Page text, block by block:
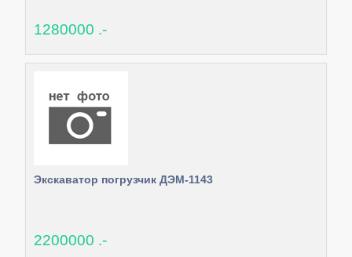
1280000 .-
Экскаватор погрузчик ДЭМ-1143
2200000 .-